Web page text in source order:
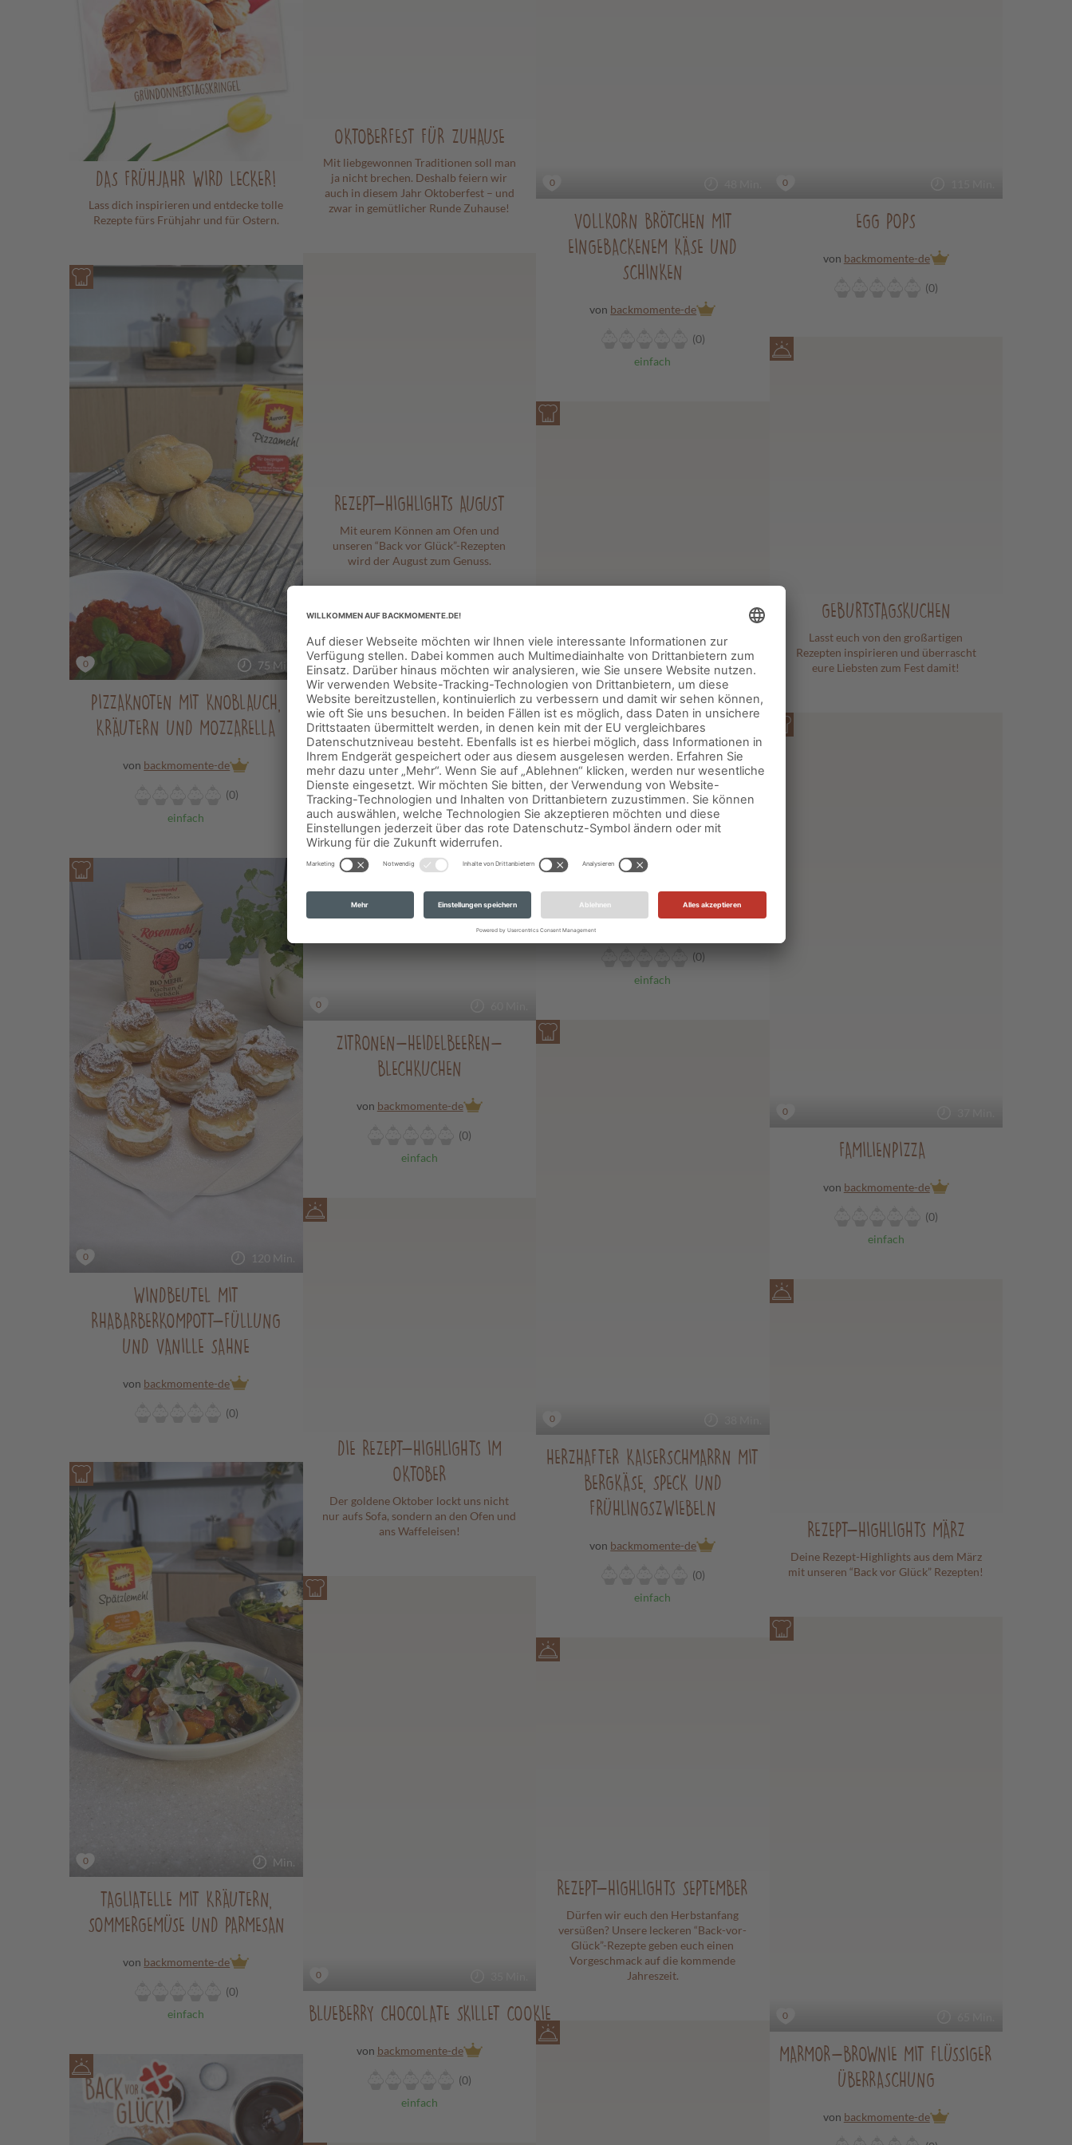
DAS FRÜHJAHR WIRD LECKER!
Lass dich inspirieren und entdecke tolle
Rezepte fürs Frühjahr und für Ostern.
75 Min.
0
PIZZAKNOTEN MIT KNOBLAUCH,
KRÄUTERN UND MOZZARELLA
von backmomente-de
(0)
einfach
120 Min.
0
WINDBEUTEL MIT
RHABARBERKOMPOTT-FÜLLUNG
UND VANILLE SAHNE
von backmomente-de
(0)
Min.
0
TAGLIATELLE MIT KRÄUTERN,
SOMMERGEMÜSE UND PARMESAN
von backmomente-de
(0)
einfach
OKTOBERFEST FÜR ZUHAUSE
Mit liebgewonnen Traditionen soll man
ja nicht brechen. Deshalb feiern wir
auch in diesem Jahr Oktoberfest – und
zwar in gemütlicher Runde Zuhause!
REZEPT-HIGHLIGHTS AUGUST
Mit eurem Können am Ofen und
unseren “Back vor Glück”-Rezepten
wird der August zum Genuss.
0
ZITRONEN-HEIDELBEEREN-
BLECHKUCHEN
von backmomente-de
(0)
einfach
DIE REZEPT-HIGHLIGHTS IM
OKTOBER
Der goldene Oktober lockt uns nicht
nur aufs Sofa, sondern an den Ofen und
ans Waffeleisen!
0
BLUEBERRY CHOCOLATE SKILLET COOKIE
von backmomente-de
(0)
einfach
0
VOLLKORN BRÖTCHEN MIT
EINGEBACKENEM KÄSE UND
SCHINKEN
von backmomente-de
(0)
einfach
50 Min.
0
SCHOKO-CUPCAKES MIT
CHEESECAKE-KERN UND HIMBEER-
TOPPING
von
(0)
einfach
0
HERZHAFTER KAISERSCHMARRN MIT
BERGKÄSE, SPECK UND
FRÜHLINGSZWIEBELN
von backmomente-de
(0)
einfach
REZEPT-HIGHLIGHTS SEPTEMBER
Dürfen wir euch den Herbstanfang
versüßen? Unsere leckeren “Back-vor-
Glück”-Rezepte geben euch einen
Vorgeschmack auf die kommende
Jahreszeit.
0
EGG POPS
von backmomente-de
(0)
GEBURTSTAGSKUCHEN
Lasst euch von den großartigen
Rezepten inspirieren und überrascht
eure Liebsten zum Fest damit!
0
FAMILIENPIZZA
von backmomente-de
(0)
einfach
REZEPT-HIGHLIGHTS MÄRZ
Deine Rezept-Highlights aus dem März
mit unseren “Back vor Glück” Rezepten!
0
MARMOR-BROWNIE MIT FLÜSSIGER
ÜBERRASCHUNG
von backmomente-de